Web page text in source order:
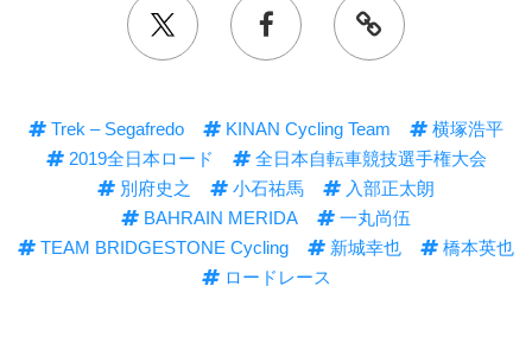
Trek – Segafredo KINAN Cycling Team
横塚浩平
2019全日本ロード
全日本自転車競技選手権大会
別府史之
小石祐馬
入部正太朗
BAHRAIN MERIDA
一丸尚伍
TEAM BRIDGESTONE Cycling
新城幸也
橋本英也
ロードレース